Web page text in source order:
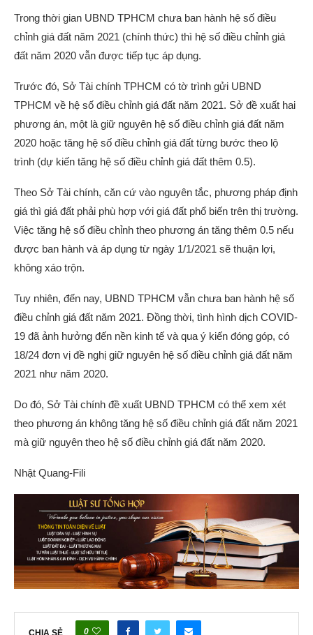
Trong thời gian UBND TPHCM chưa ban hành hệ số điều
chỉnh giá đất năm 2021 (chính thức) thì hệ số điều chỉnh giá
đất năm 2020 vẫn được tiếp tục áp dụng.
Trước đó, Sở Tài chính TPHCM có tờ trình gửi UBND
TPHCM về hệ số điều chỉnh giá đất năm 2021. Sở đề xuất hai
phương án, một là giữ nguyên hệ số điều chỉnh giá đất năm
2020 hoặc tăng hệ số điều chỉnh giá đất từng bước theo lộ
trình (dự kiến tăng hệ số điều chỉnh giá đất thêm 0.5).
Theo Sở Tài chính, căn cứ vào nguyên tắc, phương pháp định
giá thì giá đất phải phù hợp với giá đất phổ biến trên thị trường.
Việc tăng hệ số điều chỉnh theo phương án tăng thêm 0.5 nếu
được ban hành và áp dụng từ ngày 1/1/2021 sẽ thuận lợi,
không xáo trộn.
Tuy nhiên, đến nay, UBND TPHCM vẫn chưa ban hành hệ số
điều chỉnh giá đất năm 2021. Đồng thời, tình hình dịch COVID-
19 đã ảnh hưởng đến nền kinh tế và qua ý kiến đóng góp, có
18/24 đơn vị đề nghị giữ nguyên hệ số điều chỉnh giá đất năm
2021 như năm 2020.
Do đó, Sở Tài chính đề xuất UBND TPHCM có thể xem xét
theo phương án không tăng hệ số điều chỉnh giá đất năm 2021
mà giữ nguyên theo hệ số điều chỉnh giá đất năm 2020.
Nhật Quang-Fili
CHIA SẺ 0